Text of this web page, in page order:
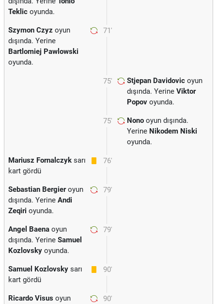
Teklic oyunda.
71'
Szymon Czyz oyun
dışında. Yerine
Bartlomiej Pawlowski
oyunda.
75' Stjepan Davidovic oyun
dışında. Yerine Viktor
Popov oyunda.
75' Nono oyun dışında.
Yerine Nikodem Niski
oyunda.
76'
Mariusz Fornalczyk sarı
kart gördü
79'
Sebastian Bergieroyun
dışında. Yerine Andi
Zeqiri oyunda.
79'
Angel Baena oyun
dışında. Yerine Samuel
Kozlovsky oyunda.
90'
Samuel Kozlovsky sarı
kart gördü
90'
Ricardo Visus oyun